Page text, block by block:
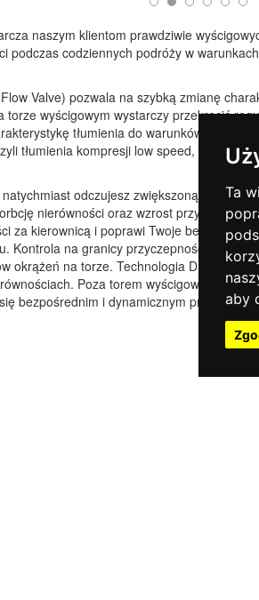
Ta
aby
naszym klientom prawdziwie
podczas codziennych podróży w warunkach
Valve) pozwala na szybką zmianę
wyścigowym wystarczy przekręcić
tłumienia do warunków
tłumienia kompresji low speed, high
odczujesz zwiększoną
nierówności oraz wzrost
za kierownicą i poprawi Twoje
Kontrola na granicy przyczepności będzie
okrążeń na torze. Technologia DFV
Poza torem wyścigowym,
bezpośrednim i dynamicznym